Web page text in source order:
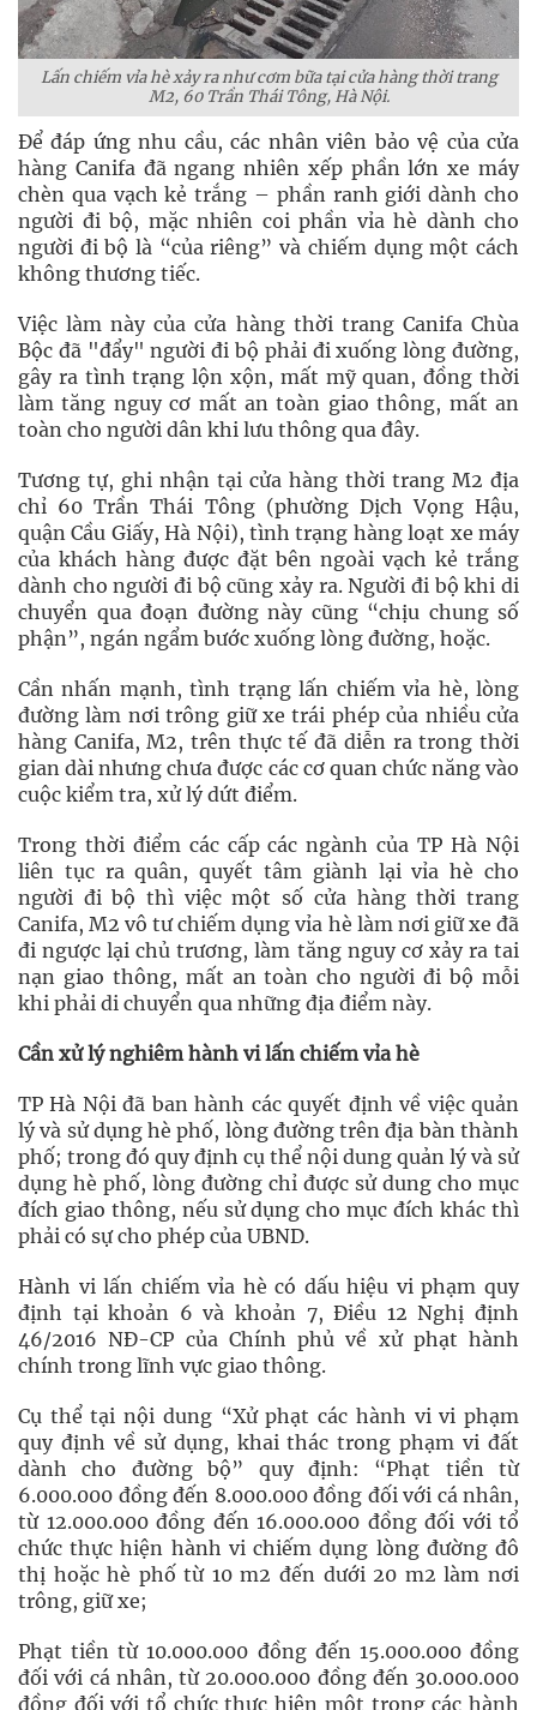
Lấn chiếm vỉa hè xảy ra như cơm bữa tại cửa hàng thời trang
M2, 60 Trần Thái Tông, Hà Nội.
Để đáp ứng nhu cầu, các nhân viên bảo vệ của cửa
hàng Canifa đã ngang nhiên xếp phần lớn xe máy
chèn qua vạch kẻ trắng – phần ranh giới dành cho
người đi bộ, mặc nhiên coi phần vỉa hè dành cho
người đi bộ là “của riêng” và chiếm dụng một cách
không thương tiếc.
Việc làm này của cửa hàng thời trang Canifa Chùa
Bộc đã "đẩy" người đi bộ phải đi xuống lòng đường,
gây ra tình trạng lộn xộn, mất mỹ quan, đồng thời
làm tăng nguy cơ mất an toàn giao thông, mất an
toàn cho người dân khi lưu thông qua đây.
Tương tự, ghi nhận tại cửa hàng thời trang M2 địa
chỉ 60 Trần Thái Tông (phường Dịch Vọng Hậu,
quận Cầu Giấy, Hà Nội), tình trạng hàng loạt xe máy
của khách hàng được đặt bên ngoài vạch kẻ trắng
dành cho người đi bộ cũng xảy ra. Người đi bộ khi di
chuyển qua đoạn đường này cũng “chịu chung số
phận”, ngán ngẩm bước xuống lòng đường, hoặc.
Cần nhấn mạnh, tình trạng lấn chiếm vỉa hè, lòng
đường làm nơi trông giữ xe trái phép của nhiều cửa
hàng Canifa, M2, trên thực tế đã diễn ra trong thời
gian dài nhưng chưa được các cơ quan chức năng vào
cuộc kiểm tra, xử lý dứt điểm.
Trong thời điểm các cấp các ngành của TP Hà Nội
liên tục ra quân, quyết tâm giành lại vỉa hè cho
người đi bộ thì việc một số cửa hàng thời trang
Canifa, M2 vô tư chiếm dụng vỉa hè làm nơi giữ xe đã
đi ngược lại chủ trương, làm tăng nguy cơ xảy ra tai
nạn giao thông, mất an toàn cho người đi bộ mỗi
khi phải di chuyển qua những địa điểm này.
Cần xử lý nghiêm hành vi lấn chiếm vỉa hè
TP Hà Nội đã ban hành các quyết định về việc quản
lý và sử dụng hè phố, lòng đường trên địa bàn thành
phố; trong đó quy định cụ thể nội dung quản lý và sử
dụng hè phố, lòng đường chỉ được sử dung cho mục
đích giao thông, nếu sử dụng cho mục đích khác thì
phải có sự cho phép của UBND.
Hành vi lấn chiếm vỉa hè có dấu hiệu vi phạm quy
định tại khoản 6 và khoản 7, Điều 12 Nghị định
46/2016 NĐ-CP của Chính phủ về xử phạt hành
chính trong lĩnh vực giao thông.
Cụ thể tại nội dung “Xử phạt các hành vi vi phạm
quy định về sử dụng, khai thác trong phạm vi đất
dành cho đường bộ” quy định: “Phạt tiền từ
6.000.000 đồng đến 8.000.000 đồng đối với cá nhân,
từ 12.000.000 đồng đến 16.000.000 đồng đối với tổ
chức thực hiện hành vi chiếm dụng lòng đường đô
thị hoặc hè phố từ 10 m2 đến dưới 20 m2 làm nơi
trông, giữ xe;
Phạt tiền từ 10.000.000 đồng đến 15.000.000 đồng
đối với cá nhân, từ 20.000.000 đồng đến 30.000.000
đồng đối với tổ chức thực hiện một trong các hành